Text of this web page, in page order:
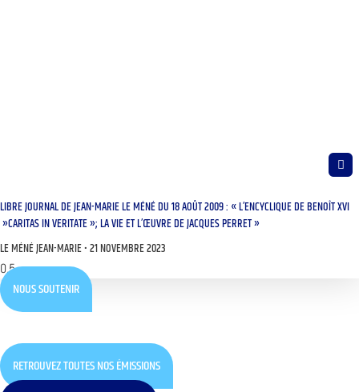
LIBRE JOURNAL DE JEAN-MARIE LE MÉNÉ DU 18 AOÛT 2009 : « L’ENCYCLIQUE DE BENOÎT XVI
»CARITAS IN VERITATE »; LA VIE ET L’ŒUVRE DE JACQUES PERRET »
LE MÉNÉ JEAN-MARIE 21 NOVEMBRE 2023
NOUS SOUTENIR
RETROUVEZ TOUTES NOS ÉMISSIONS